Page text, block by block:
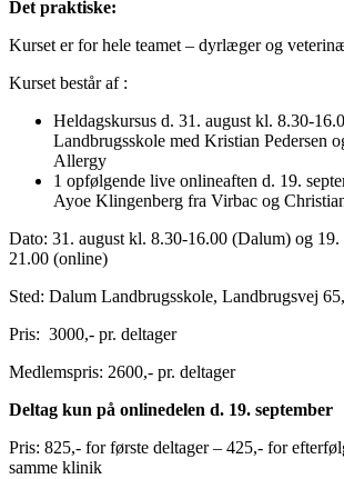
Det praktiske:
Kurset er for hele teamet – dyrlæger og
Kurset består af :
Heldagskursus d. 31. august kl. 8.30-
Landbrugsskole med Kristian Pedersen
Allergy
1 opfølgende live onlineaften d. 19.
Ayoe Klingenberg fra Virbac og
Dato: 31. august kl. 8.30-16.00 (Dalum) og 19.
21.00 (online)
Sted: Dalum Landbrugsskole, Landbrugsvej
Pris: 3000,- pr. deltager
Medlemspris: 2600,- pr. deltager
Deltag kun på onlinedelen d. 19. september
Pris: 825,- for første deltager – 425,- for
samme klinik